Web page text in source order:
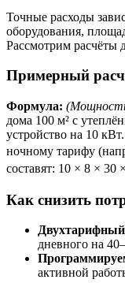
Точные расходы
оборудования,
Рассмотрим расчёты
Примерный
Формула:
дома 100 м² с
устройство на 10
ночному тарифу
составят: 10 × 8 × 30
Как снизить
Двухтарифный
дневного на
активной